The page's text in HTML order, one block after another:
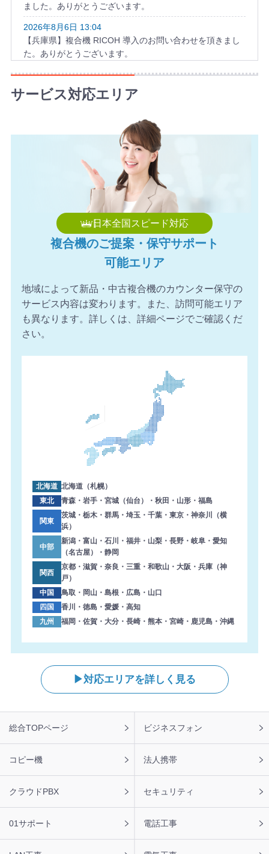
ました。ありがとうございます。
2026年8月6日 13:04
【兵庫県】複合機 RICOH 導入のお問い合わせを頂きまし
た。ありがとうございます。
2026年8月6日 12:21
【栃木県】複合機 KYOCERA 導入のお問い合わせを頂きま
した。ありがとうございます。
【福岡県】コピー機 RICOH 導入のお問い合わせを頂きま
した。ありがとうございます。
2026年8月6日 11:43
【愛媛県】複合機 RICOH 導入のお問い合わせを頂きまし
た。ありがとうございます。
2026年8月6日 11:22
【神奈川県】コピー機 TOSHIBA 導入のお問い合わせを頂
きました。ありがとうございます。
た。ありがとうございます。
2026年8月6日 10:53
【石川県】複合機 SHARP 導入のお問い合わせを頂きまし
た。ありがとうございます。
2026年8月6日 10:49
【埼玉県】コピー機 Canon 導入のお問い合わせを頂きま
【岐阜県】複合機 TOSHIBA 導入のお問い合わせを頂きま
した。ありがとうございます。
2026年8月6日 09:58
【大阪府】コピー機 RICOH 導入のお問い合わせを頂きま
した。ありがとうございます。
2026年8月6日 09:56
【佐賀県】複合機 KONICA MINOLTA 導入のお問い合わせ
を頂きました。ありがとうございます。
サービス対応エリア
日本全国スピード対応
複合機のご提案・保守サポート
可能エリア
地域によって新品・中古複合機のカウンター保守の
サービス内容は変わります。また、訪問可能エリア
も異なります。詳しくは、詳細ページでご確認くだ
さい。
北海道 北海道（札幌）
東北
青森・岩手・宮城（仙台）・秋田・山形・福島
関東
茨城・栃木・群馬・埼玉・千葉・東京・神奈川（横
浜）
中部
新潟・富山・石川・福井・山梨・長野・岐阜・愛知
（名古屋）・静岡
関西
京都・滋賀・奈良・三重・和歌山・大阪・兵庫（神
戸）
中国
鳥取・岡山・島根・広島・山口
四国
香川・徳島・愛媛・高知
九州
福岡・佐賀・大分・長崎・熊本・宮崎・鹿児島・沖縄
対応エリアを詳しく見る
ッ
タ
総合TOPページ ビジネスフォン
コピー機 法人携帯
クラウドPBX セキュリティ
01サポート 電話工事